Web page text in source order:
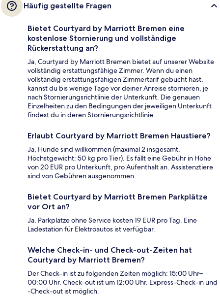
Häufig gestellte Fragen
Bietet Courtyard by Marriott Bremen eine
kostenlose Stornierung und vollständige
Rückerstattung an?
Ja, Courtyard by Marriott Bremen bietet auf unserer Website
vollständig erstattungsfähige Zimmer. Wenn du einen
vollständig erstattungsfähigen Zimmertarif gebucht hast,
kannst du bis wenige Tage vor deiner Anreise stornieren, je
nach Stornierungsrichtlinie der Unterkunft. Die genauen
Einzelheiten zu den Bedingungen der jeweiligen Unterkunft
findest du in deren Stornierungsrichtlinie.
Erlaubt Courtyard by Marriott Bremen Haustiere?
Ja, Hunde sind willkommen (maximal 2 insgesamt,
Höchstgewicht: 50 kg pro Tier). Es fällt eine Gebühr in Höhe
von 20 EUR pro Unterkunft, pro Aufenthalt an. Assistenztiere
sind von Gebühren ausgenommen.
Bietet Courtyard by Marriott Bremen Parkplätze
vor Ort an?
Ja. Parkplätze ohne Service kosten 19 EUR pro Tag. Eine
Ladestation für Elektroautos ist verfügbar.
Welche Check-in- und Check-out-Zeiten hat
Courtyard by Marriott Bremen?
Der Check-in ist zu folgenden Zeiten möglich: 15:00 Uhr–
00:00 Uhr. Check-out ist um 12:00 Uhr. Express-Check-in und
-Check-out ist möglich.